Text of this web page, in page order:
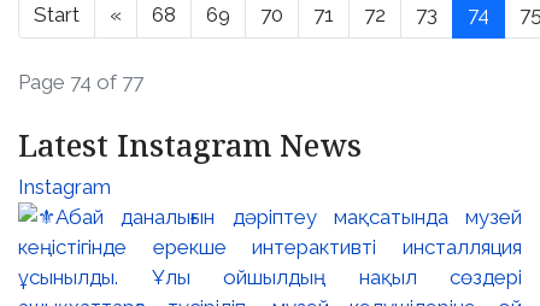
Start « 68 69 70 71 72 73 74
Page 74 of 77
Latest Instagram News
Instagram